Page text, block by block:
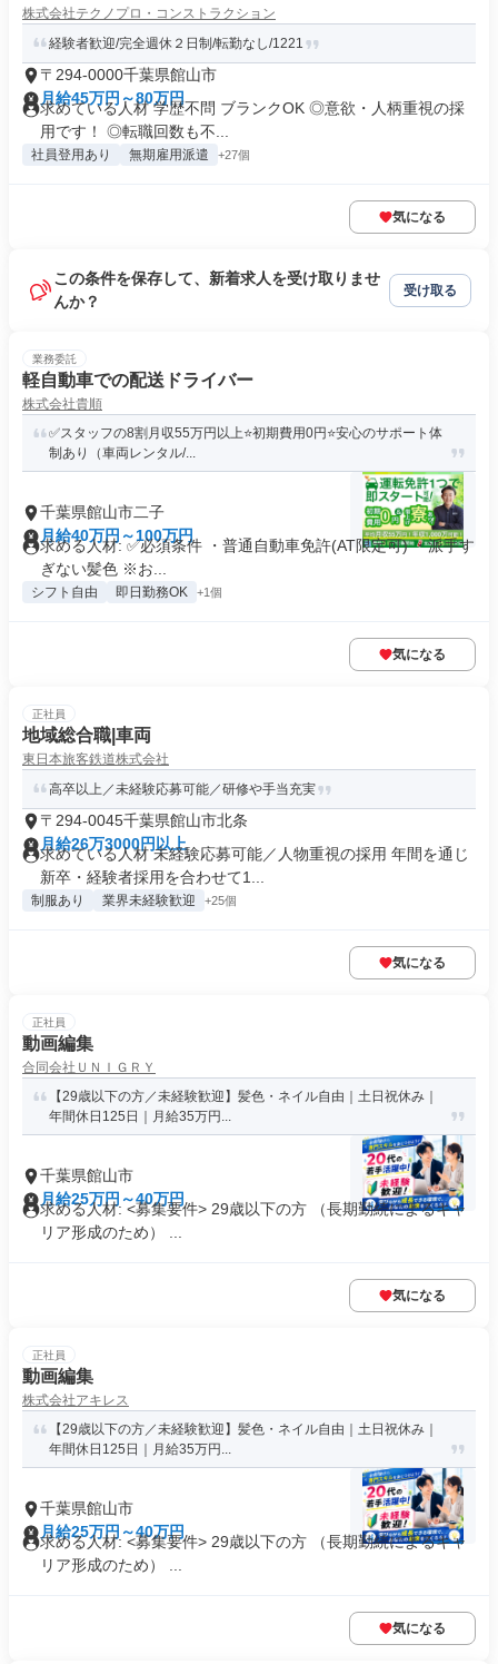
株式会社テクノプロ・コンストラクション
経験者歓迎/完全週休２日制/転勤なし/1221
〒294-0000千葉県館山市
月給45万円～80万円
求めている人材 学歴不問 ブランクOK ◎意欲・人柄重視の採
用です！ ◎転職回数も不...
社員登用あり 無期雇用派遣 +27個
気になる
この条件を保存して、新着求人を受け取りませ
んか？
受け取る
業務委託
軽自動車での配送ドライバー
株式会社貴順
✅スタッフの8割月収55万円以上⭐️初期費用0円⭐️安心のサポート体
制あり（車両レンタル/...
千葉県館山市二子
月給40万円～100万円
求める人材: ✅️必須条件 ・普通自動車免許(AT限定可) ・派手す
ぎない髪色 ※お...
シフト自由 即日勤務OK +1個
気になる
正社員
地域総合職|車両
東日本旅客鉄道株式会社
高卒以上／未経験応募可能／研修や手当充実
〒294-0045千葉県館山市北条
月給26万3000円以上
求めている人材 未経験応募可能／人物重視の採用 年間を通じ
新卒・経験者採用を合わせて1...
制服あり 業界未経験歓迎 +25個
気になる
正社員
動画編集
合同会社ＵＮＩＧＲＹ
【29歳以下の方／未経験歓迎】髪色・ネイル自由｜土日祝休み｜
年間休日125日｜月給35万円...
千葉県館山市
月給25万円～40万円
求める人材: <募集要件> 29歳以下の方 （長期勤続によるキャ
リア形成のため） ...
気になる
正社員
動画編集
株式会社アキレス
【29歳以下の方／未経験歓迎】髪色・ネイル自由｜土日祝休み｜
年間休日125日｜月給35万円...
千葉県館山市
月給25万円～40万円
求める人材: <募集要件> 29歳以下の方 （長期勤続によるキャ
リア形成のため） ...
気になる